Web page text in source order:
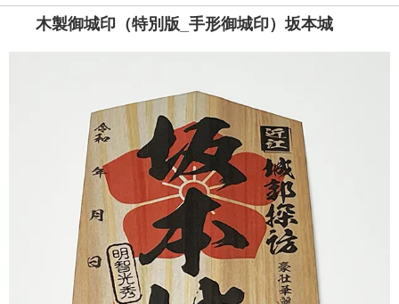
木製御城印（特別版_手形御城印）坂本城